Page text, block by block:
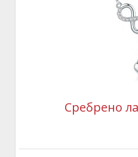
Сребрено